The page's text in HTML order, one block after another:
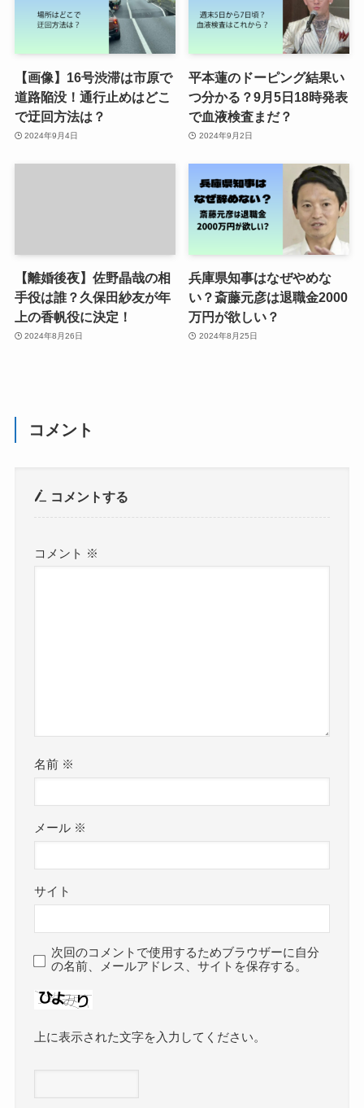
【画像】16号渋滞は市原で
道路陥没！通行止めはどこ
で迂回方法は？
2024年9月4日
平本蓮のドーピング結果い
つ分かる？9月5日18時発表
で血液検査まだ？
2024年9月2日
【離婚後夜】佐野晶哉の相
手役は誰？久保田紗友が年
上の香帆役に決定！
2024年8月26日
兵庫県知事はなぜやめな
い？斎藤元彦は退職金2000
万円が欲しい？
2024年8月25日
コメント
コメントする
コメント ※
名前 ※
メール ※
サイト
次回のコメントで使用するためブラウザーに自分
の名前、メールアドレス、サイトを保存する。
上に表示された文字を入力してください。